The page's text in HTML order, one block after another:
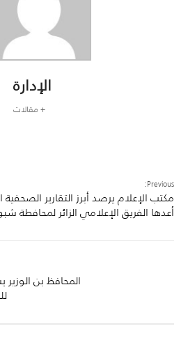
الإدارة
+ مقالات
Previous:
مكتب الإعلام يرصد أبرز التقارير الصحفية
أعدها الفريق الإعلامي الزائر لمحافطة
المحافظ بن